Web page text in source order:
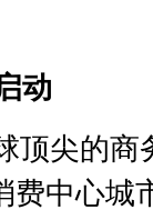
动
尖的商
费中心城